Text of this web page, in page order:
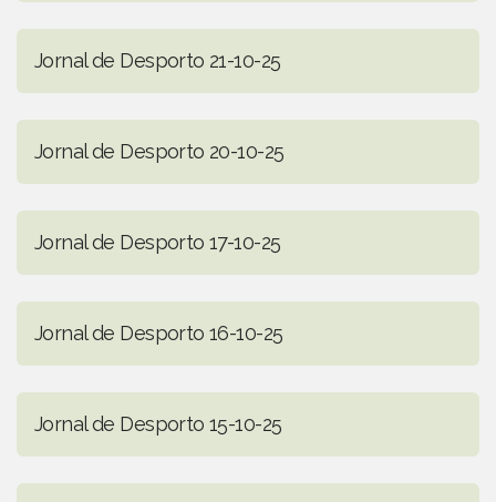
Jornal de Desporto 21-10-25
Jornal de Desporto 20-10-25
Jornal de Desporto 17-10-25
Jornal de Desporto 16-10-25
Jornal de Desporto 15-10-25